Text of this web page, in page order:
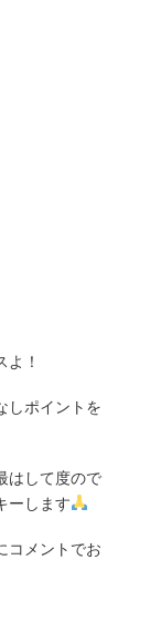
！
しポイントを
はして度ので
ーします
コメントでお